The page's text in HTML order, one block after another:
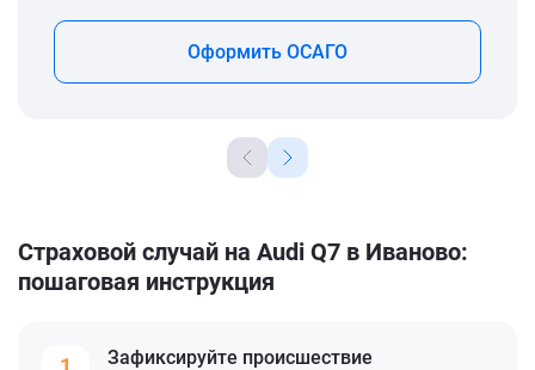
Оформить ОСАГО
Страховой случай на Audi Q7 в Иваново:
пошаговая инструкция
Зафиксируйте происшествие